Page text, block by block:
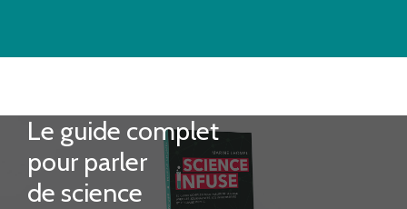
Le guide complet
pour parler
de science